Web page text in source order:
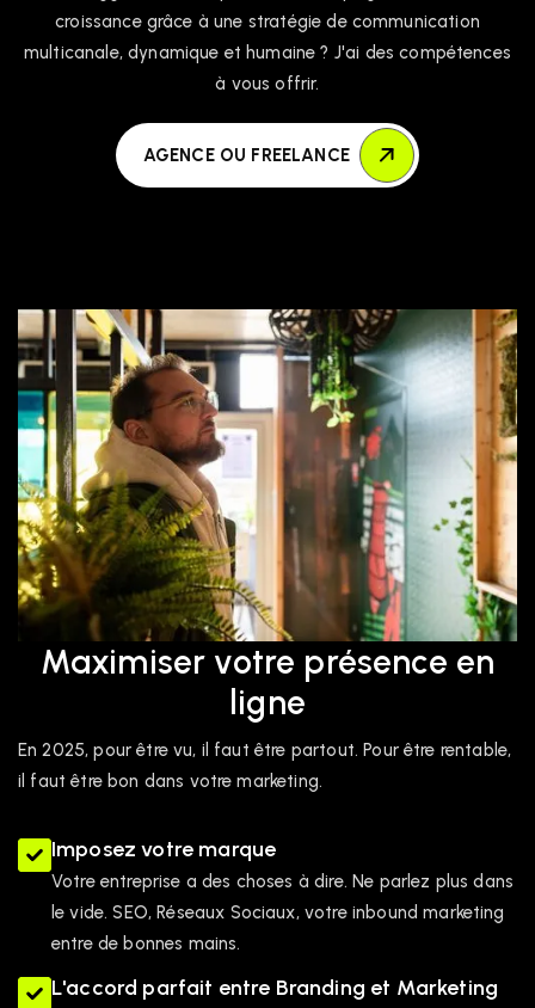
croissance grâce à une stratégie de communication
multicanale, dynamique et humaine ? J'ai des compétences
à vous offrir.
AGENCE OU FREELANCE
Maximiser votre présence en
ligne
En 2025, pour être vu, il faut être partout. Pour être rentable,
il faut être bon dans votre marketing.
Imposez votre marque
Votre entreprise a des choses à dire. Ne parlez plus dans
le vide. SEO, Réseaux Sociaux, votre inbound marketing
entre de bonnes mains.
L'accord parfait entre Branding et Marketing